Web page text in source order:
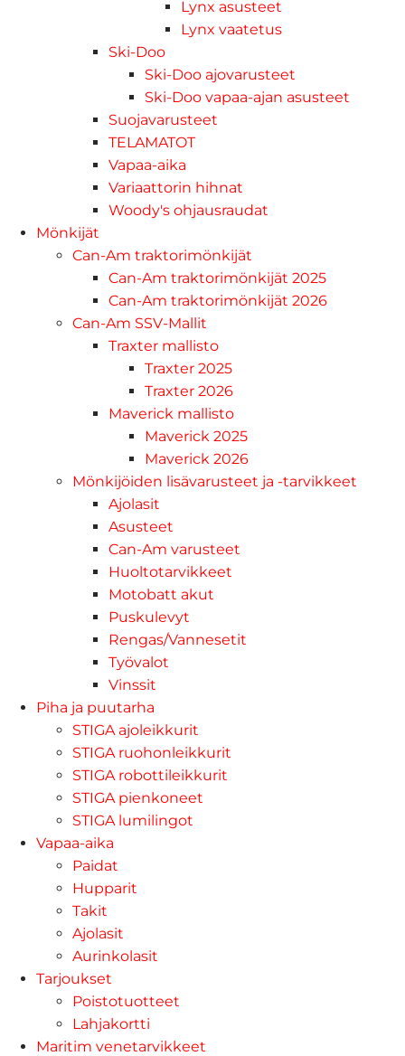
Lynx asusteet
Lynx vaatetus
Ski-Doo
Ski-Doo ajovarusteet
Ski-Doo vapaa-ajan asusteet
Suojavarusteet
TELAMATOT
Vapaa-aika
Variaattorin hihnat
Woody's ohjausraudat
Mönkijät
Can-Am traktorimönkijät
Can-Am traktorimönkijät 2025
Can-Am traktorimönkijät 2026
Can-Am SSV-Mallit
Traxter mallisto
Traxter 2025
Traxter 2026
Maverick mallisto
Maverick 2025
Maverick 2026
Mönkijöiden lisävarusteet ja -tarvikkeet
Ajolasit
Asusteet
Can-Am varusteet
Huoltotarvikkeet
Motobatt akut
Puskulevyt
Rengas/Vannesetit
Työvalot
Vinssit
Piha ja puutarha
STIGA ajoleikkurit
STIGA ruohonleikkurit
STIGA robottileikkurit
STIGA pienkoneet
STIGA lumilingot
Vapaa-aika
Paidat
Hupparit
Takit
Ajolasit
Aurinkolasit
Tarjoukset
Poistotuotteet
Lahjakortti
Maritim venetarvikkeet